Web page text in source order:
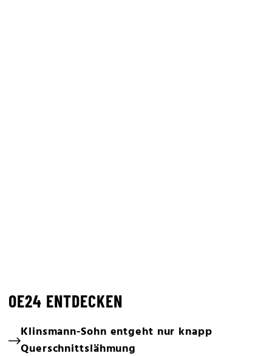
OE24 ENTDECKEN
Klinsmann-Sohn entgeht nur knapp
Querschnittslähmung